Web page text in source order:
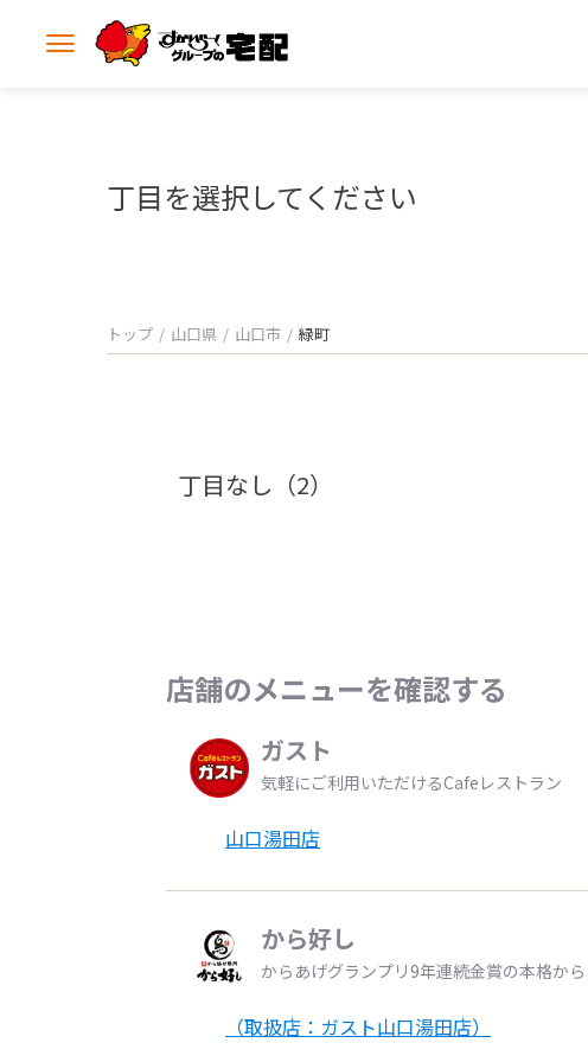
メ
丁目を選択してください
トップ 山口県 山口市 緑町
丁目なし（2）
店舗のメニューを確認する
ガスト
気軽にご利用いただけるCafeレストラン
山口湯田店
から好し
からあげグランプリ9年連続金賞の本格か
（取扱店：ガスト山口湯田店）